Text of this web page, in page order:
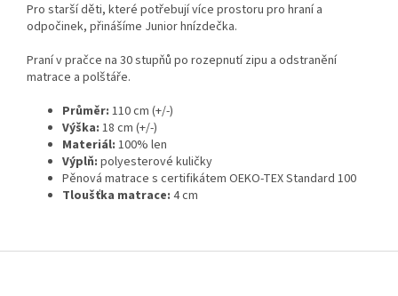
Pro starší děti, které potřebují více prostoru pro hraní a
odpočinek, přinášíme Junior hnízdečka.
Praní v pračce na 30 stupňů po rozepnutí zipu a odstranění
matrace a polštáře.
Průměr: 110 cm (+/-)
Výška: 18 cm (+/-)
Materiál: 100% len
Výplň: polyesterové kuličky
Pěnová matrace s certifikátem OEKO-TEX Standard 100
Tloušťka matrace: 4 cm